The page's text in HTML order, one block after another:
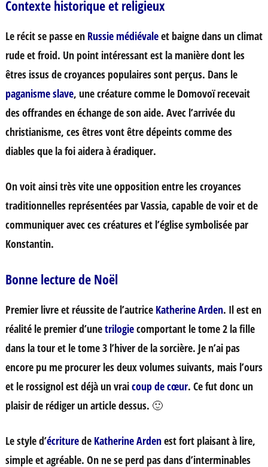
Contexte historique et religieux
Le récit se passe en Russie médiévaleet baigne dans un climat
rude et froid. Un point intéressant est la manière dont les
êtres issus de croyances populaires sont perçus. Dans le
paganisme slave, une créature comme le Domovoï recevait
des offrandes en échange de son aide. Avec l’arrivée du
christianisme, ces êtres vont être dépeints comme des
diables que la foi aidera à éradiquer.
On voit ainsi très vite une opposition entre les croyances
traditionnelles représentées par Vassia, capable de voir et de
communiquer avec ces créatures et l’église symbolisée par
Konstantin.
Bonne lecture de Noël
Premier livre et réussite de l’autrice Katherine Arden. Il est en
réalité le premier d’unetrilogiecomportant le tome 2 la fille
dans la tour et le tome 3 l’hiver de la sorcière. Je n’ai pas
encore pu me procurer les deux volumes suivants, mais l’ours
et le rossignol est déjà un vraicoup de cœur. Ce fut donc un
plaisir de rédiger un article dessus. 🙂
Le style d’écriturede Katherine Ardenest fort plaisant à lire,
simple et agréable. On ne se perd pas dans d’interminables